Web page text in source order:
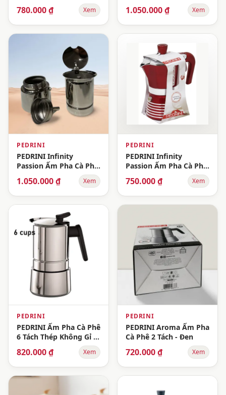
780.000 ₫ Xem 1.050.000 ₫ Xem
PEDRINI
PEDRINI Infinity
Passion Ấm Pha Cà Phê
1.050.000 ₫ Xem
PEDRINI
PEDRINI Infinity
Passion Ấm Pha Cà Phê
750.000 ₫ Xem
PEDRINI
PEDRINI Ấm Pha Cà Phê
6 Tách Thép Không Gỉ -
820.000 ₫ Xem
PEDRINI
PEDRINI Aroma Ấm Pha
Cà Phê 2 Tách - Đen
720.000 ₫ Xem